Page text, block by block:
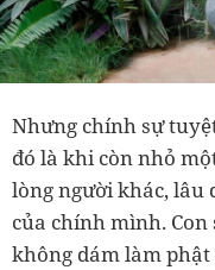
Nhưng chính sự
đó là khi còn nhỏ
lòng người khác, lâu
của chính mình.
không dám làm